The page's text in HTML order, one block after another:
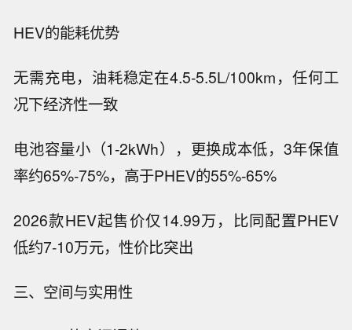
HEV的能耗优势
无需充电，油耗稳定在4.5-5.5L/100km，任何工
况下经济性一致
电池容量小（1-2kWh），更换成本低，3年保值
率约65%-75%，高于PHEV的55%-65%
2026款HEV起售价仅14.99万，比同配置PHEV
低约7-10万元，性价比突出
三、空间与实用性